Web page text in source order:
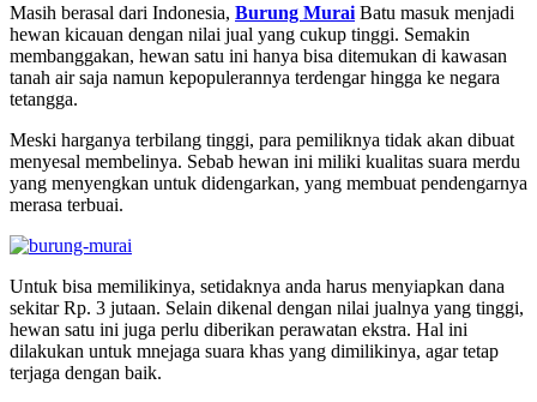
Masih berasal dari Indonesia, Burung MuraiBatu masuk menjadi
hewan kicauan dengan nilai jual yang cukup tinggi. Semakin
membanggakan, hewan satu ini hanya bisa ditemukan di kawasan
tanah air saja namun kepopulerannya terdengar hingga ke negara
tetangga.
Meski harganya terbilang tinggi, para pemiliknya tidak akan dibuat
menyesal membelinya. Sebab hewan ini miliki kualitas suara merdu
yang menyengkan untuk didengarkan, yang membuat pendengarnya
merasa terbuai.
Untuk bisa memilikinya, setidaknya anda harus menyiapkan dana
sekitar Rp. 3 jutaan. Selain dikenal dengan nilai jualnya yang tinggi,
hewan satu ini juga perlu diberikan perawatan ekstra. Hal ini
dilakukan untuk mnejaga suara khas yang dimilikinya, agar tetap
terjaga dengan baik.